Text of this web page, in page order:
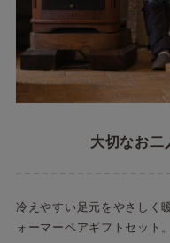
大切なお二
冷えやすい足元をやさしく
ォーマーペアギフトセット